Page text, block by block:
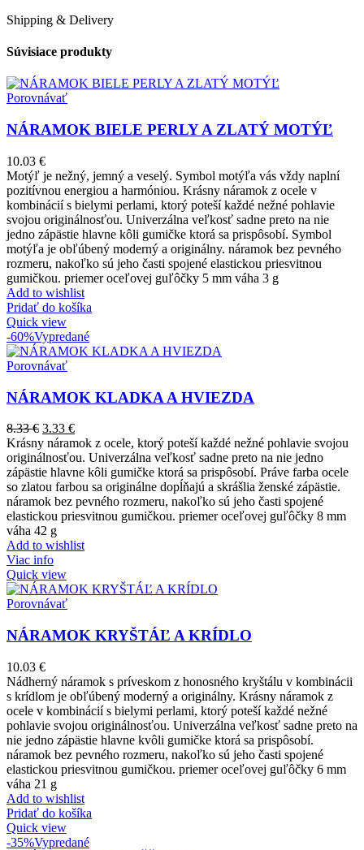
Shipping & Delivery
Súvisiace produkty
Porovnávať
NÁRAMOK BIELE PERLY A ZLATÝ MOTÝĽ
10.03 €
Motýľ je nežný, jemný a veselý. Symbol motýľa vás vždy naplní
pozitívnou energiou a harmóniou. Krásny náramok z ocele v
kombinácií s bielymi perlami, ktorý poteší každé nežné pohlavie
svojou originálnosťou. Univerzálna veľkosť sadne preto na nie
jedno zápästie hlavne kôli gumičke ktorá sa prispôsobí. Symbol
motýľa je obľúbený moderný a originálny. náramok bez pevného
rozmeru, nakoľko sú jeho časti spojené elastickou priesvitnou
gumičkou. priemer oceľovej guľôčky 5 mm váha 3 g
Add to wishlist
Pridať do košíka
Quick view
-60%Vypredané
Porovnávať
NÁRAMOK KLADKA A HVIEZDA
8.33€ 3.33 €
Krásny náramok z ocele, ktorý poteší každé nežné pohlavie svojou
originálnosťou. Univerzálna veľkosť sadne preto na nie jedno
zápästie hlavne kôli gumičke ktorá sa prispôsobí. Práve farba ocele
so zlatou farbou sa originálne dopĺňajú a skrášlia ženské zápästie.
náramok bez pevného rozmeru, nakoľko sú jeho časti spojené
elastickou priesvitnou gumičkou. priemer oceľovej guľôčky 8 mm
váha 42 g
Add to wishlist
Viac info
Quick view
Porovnávať
NÁRAMOK KRYŠTÁĽ A KRÍDLO
10.03 €
Nádherný náramok s príveskom z honosného kryštálu v kombinácii
s krídlom je obľúbený moderný a originálny. Krásny náramok z
ocele v kombinácií s bielymi perlami, ktorý poteší každé nežné
pohlavie svojou originálnosťou. Univerzálna veľkosť sadne preto na
nie jedno zápästie hlavne kvôli gumičke ktorá sa prispôsobí.
náramok bez pevného rozmeru, nakoľko sú jeho časti spojené
elastickou priesvitnou gumičkou. priemer oceľovej guľôčky 6 mm
váha 21 g
Add to wishlist
Pridať do košíka
Quick view
-35%Vypredané